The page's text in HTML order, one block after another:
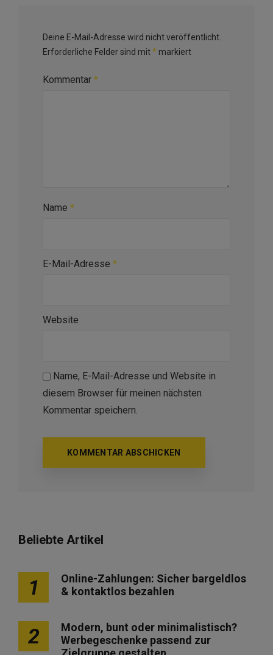
Deine E-Mail-Adresse wird nicht veröffentlicht.
Erforderliche Felder sind mit* markiert
Kommentar *
Name *
E-Mail-Adresse *
Website
Name, E-Mail-Adresse und Website in
diesem Browser für meinen nächsten
Kommentar speichern.
Beliebte Artikel
1
Online-Zahlungen: Sicher bargeldlos
& kontaktlos bezahlen
2
Modern, bunt oder minimalistisch?
Werbegeschenke passend zur